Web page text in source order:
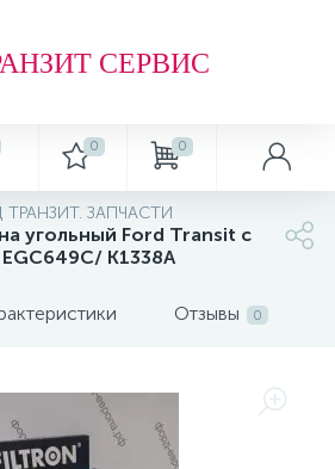
СЕРВИС
0 0
ЗАПЧАСТИ
угольный Ford Transit с
K1338A
Отзывы 0